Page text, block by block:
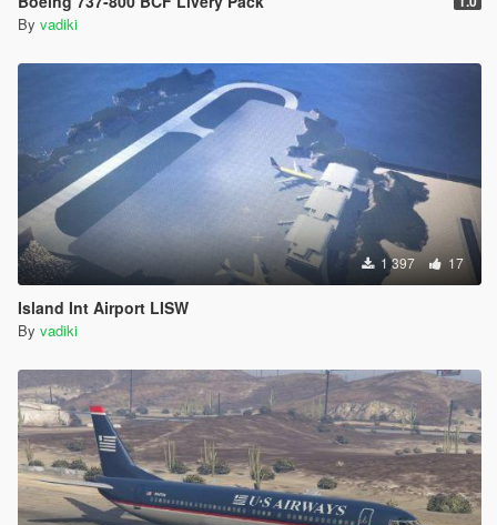
By vadiki
1 397 17
Island Int Airport LISW
By vadiki